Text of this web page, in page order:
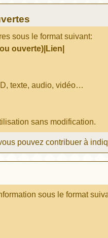
sous le format suivant:
ouverte)|Lien|
texte, audio, vidéo…
sans modification.
pouvez contribuer à
sous le format